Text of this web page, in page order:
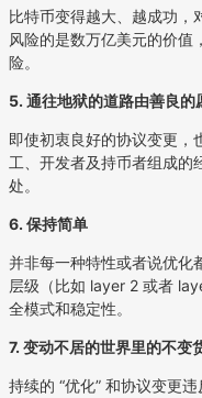
比特币变得越大、越成功，
风险的是数万亿美元的价值
险。
5. 通往地狱的道路由善良的
即使初衷良好的协议变更，
工、开发者及持币者组成的
处。
6. 保持简单
并非每一种特性或者说优化
层级（比如 layer 2 或者
全模式和稳定性。
7. 变动不居的世界里的不变
持续的 “优化” 和协议变更